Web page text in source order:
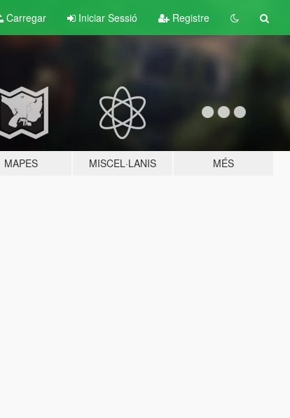
Carregar Iniciar Sessió Registre
MAPES MISCEL·LANIS MÉS